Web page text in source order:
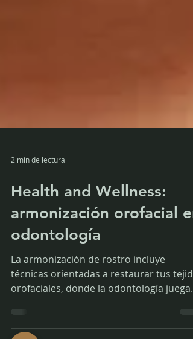
2 min de lectura
Health and Wellness:
armonización orofacial en
La armonización de rostro incluye